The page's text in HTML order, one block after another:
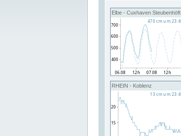
Elbe - Cuxhaven Steubenhöft
RHEIN - Koblenz